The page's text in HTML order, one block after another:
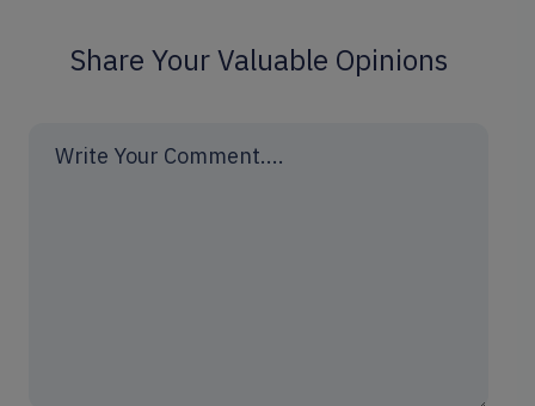
Share Your Valuable Opinions